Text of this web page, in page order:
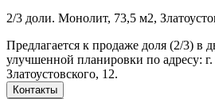
2/3 доли. Монолит, 73,5 м2,
Предлагается к продаже доля (2/3) в
улучшенной планировки по адресу:
Златоустовского, 12.
Контакты